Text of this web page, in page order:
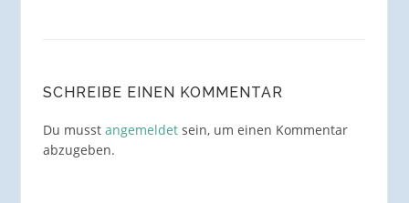
SCHREIBE EINEN KOMMENTAR
Du musst angemeldetsein, um einen Kommentar
abzugeben.